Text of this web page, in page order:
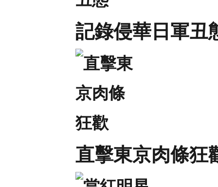
記錄侵華日軍丑
直擊東京肉條狂